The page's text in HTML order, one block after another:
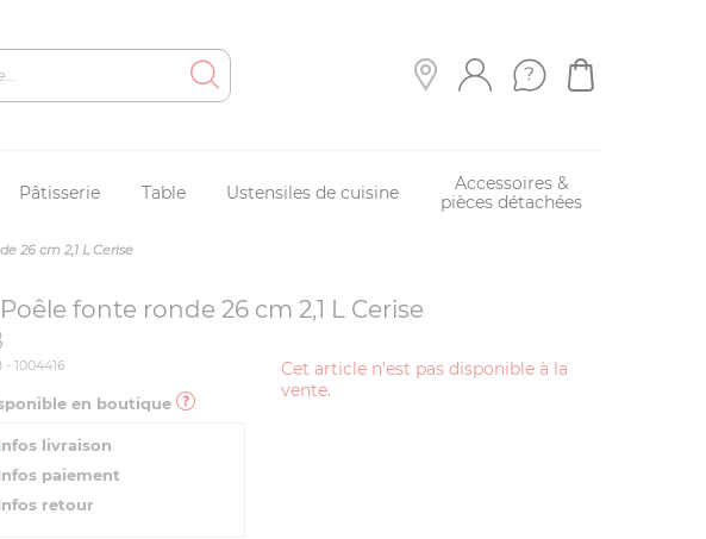
Pâtisserie Table Ustensiles de cuisine
Accessoires &
pièces détachées
26 cm 2,1 L Cerise
fonte ronde 26 cm 2,1 L Cerise
Cet article n'est pas disponible à la
vente.
- 1004416
en boutique
livraison
paiement
retour